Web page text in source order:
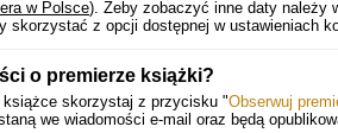
w Polsce). Żeby zobaczyć inne daty należy
skorzystać z opcji dostępnej w ustawieniach
o premierze książki?
skorzystaj z przycisku "Obserwuj
we wiadomości e-mail oraz będą